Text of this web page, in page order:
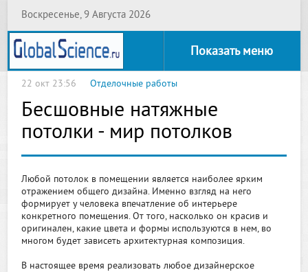
Воскресенье, 9 Августа 2026
Показать меню
22 окт 23:56 Отделочные работы
Бесшовные натяжные
потолки - мир потолков
Любой потолок в помещении является наиболее ярким
отражением общего дизайна. Именно взгляд на него
формирует у человека впечатление об интерьере
конкретного помещения. От того, насколько он красив и
оригинален, какие цвета и формы используются в нем, во
многом будет зависеть архитектурная композиция.
В настоящее время реализовать любое дизайнерское